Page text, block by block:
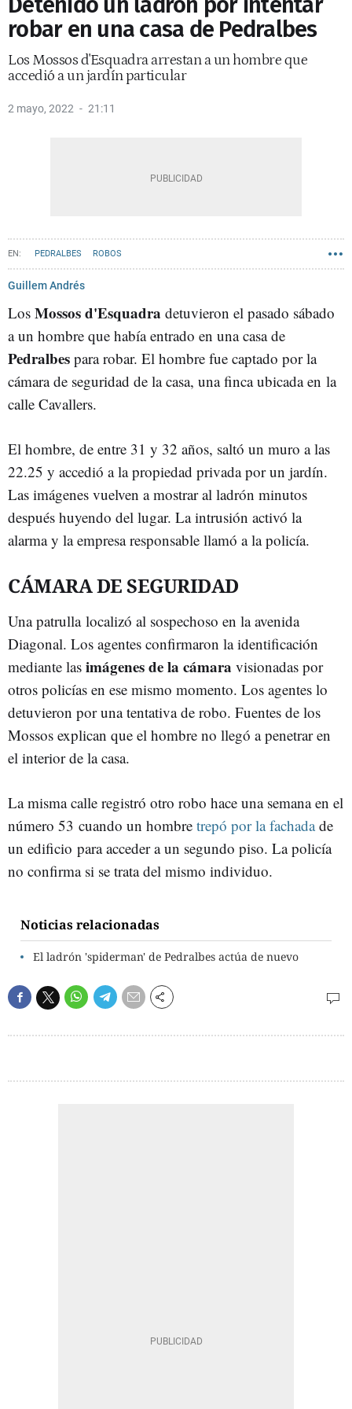
robar en una casa de Pedralbes
Los Mossos d'Esquadra arrestan a un hombre que
accedió a un jardín particular
2 mayo, 2022 21:11
PEDRALBES ROBOS
Guillem Andrés
Los Mossos d'Esquadra detuvieron el pasado sábado
a un hombre que había entrado en una casa de
Pedralbes para robar. El hombre fue captado por la
cámara de seguridad de la casa, una finca ubicada en la
calle Cavallers.
El hombre, de entre 31 y 32 años, saltó un muro a las
22.25 y accedió a la propiedad privada por un jardín.
Las imágenes vuelven a mostrar al ladrón minutos
después huyendo del lugar. La intrusión activó la
alarma y la empresa responsable llamó a la policía.
CÁMARA DE SEGURIDAD
Una patrulla localizó al sospechoso en la avenida
Diagonal. Los agentes confirmaron la identificación
mediante las imágenes de la cámara visionadas por
otros policías en ese mismo momento. Los agentes lo
detuvieron por una tentativa de robo. Fuentes de los
Mossos explican que el hombre no llegó a penetrar en
el interior de la casa.
La misma calle registró otro robo hace una semana en el
número 53 cuando un hombre trepó por la fachadade
un edificio para acceder a un segundo piso. La policía
no confirma si se trata del mismo individuo.
Noticias relacionadas
El ladrón 'spiderman' de Pedralbes actúa de nuevo